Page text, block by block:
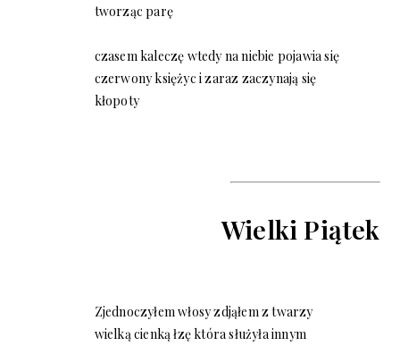
tworząc parę
czasem kaleczę wtedy na niebie pojawia się
czerwony księżyc i zaraz zaczynają się
kłopoty
Wielki Piątek
Zjednoczyłem włosy zdjąłem z twarzy
wielką cienką łzę która służyła innym